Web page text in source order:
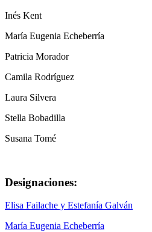
Inés Kent
María Eugenia Echeberría
Patricia Morador
Camila Rodríguez
Laura Silvera
Stella Bobadilla
Susana Tomé
Designaciones:
Elisa Failache y Estefanía Galván
María Eugenia Echeberría